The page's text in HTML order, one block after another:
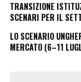
TRANSIZIONE
SCENARI PER IL
LO SCENARIO
MERCATO (6–11